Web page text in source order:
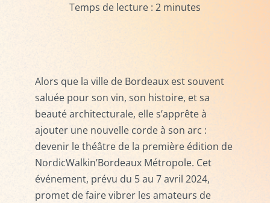
Temps de lecture : 2 minutes
Alors que la ville de Bordeaux est souvent
saluée pour son vin, son histoire, et sa
beauté architecturale, elle s’apprête à
ajouter une nouvelle corde à son arc :
devenir le théâtre de la première édition de
NordicWalkin’Bordeaux Métropole. Cet
événement, prévu du 5 au 7 avril 2024,
promet de faire vibrer les amateurs de